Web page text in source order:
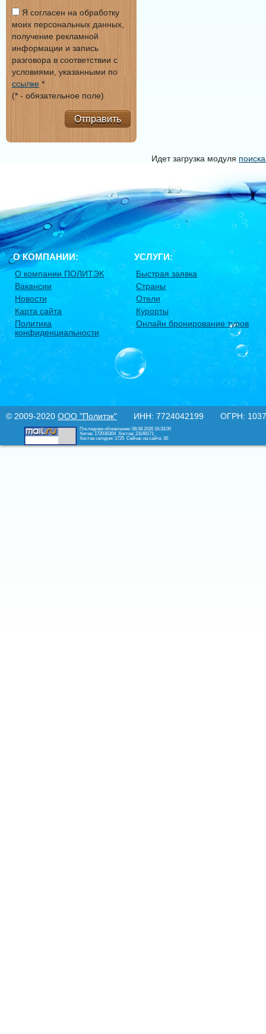
Я согласен на обработку
моих персональных данных,
получение рекламной
информации и запись
разговора в соответствии с
условиями, указанными по
ссылке *
(* - обязательное поле)
Отправить
Идет загрузка модуля
О КОМПАНИИ:
О компании ПОЛИТЭК
Вакансии
Новости
Карта сайта
Политика
конфиденциальности
УСЛУГИ:
Быстрая заявка
Страны
Отели
Курорты
Онлайн бронирование туров
© 2009-2020 ООО "Политэк" ИНН: 7724042199 ОГРН:
Последнее обновление: 08.08.2026 16:33:00
Хитов: 172036304 Хостов: 21148171
Хостов сегодня: 1725 Сейчас на сайте: 30